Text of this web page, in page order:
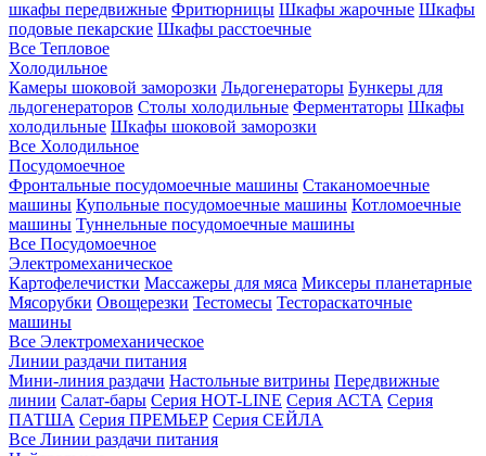
шкафы передвижные Фритюрницы Шкафы жарочные Шкафы
подовые пекарские Шкафы расстоечные
Все Тепловое
Холодильное
Камеры шоковой заморозки Льдогенераторы Бункеры для
льдогенераторов Столы холодильные Ферментаторы Шкафы
холодильные Шкафы шоковой заморозки
Все Холодильное
Посудомоечное
Фронтальные посудомоечные машины Стаканомоечные
машины Купольные посудомоечные машины Котломоечные
машины Туннельные посудомоечные машины
Все Посудомоечное
Электромеханическое
Картофелечистки Массажеры для мяса Миксеры планетарные
Мясорубки Овощерезки Тестомесы Тестораскаточные
машины
Все Электромеханическое
Линии раздачи питания
Мини-линия раздачи Настольные витрины Передвижные
линии Салат-бары Серия HOT-LINE Серия АСТА Серия
ПАТША Серия ПРЕМЬЕР Серия СЕЙЛА
Все Линии раздачи питания